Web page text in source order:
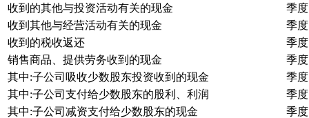
收到的其他与投资活动有关的现金
季度
收到其他与经营活动有关的现金
季度
收到的税收返还
季度
销售商品、提供劳务收到的现金
季度
其中:子公司吸收少数股东投资收到的现金
季度
其中:子公司支付给少数股东的股利、利润
季度
其中:子公司减资支付给少数股东的现金
季度